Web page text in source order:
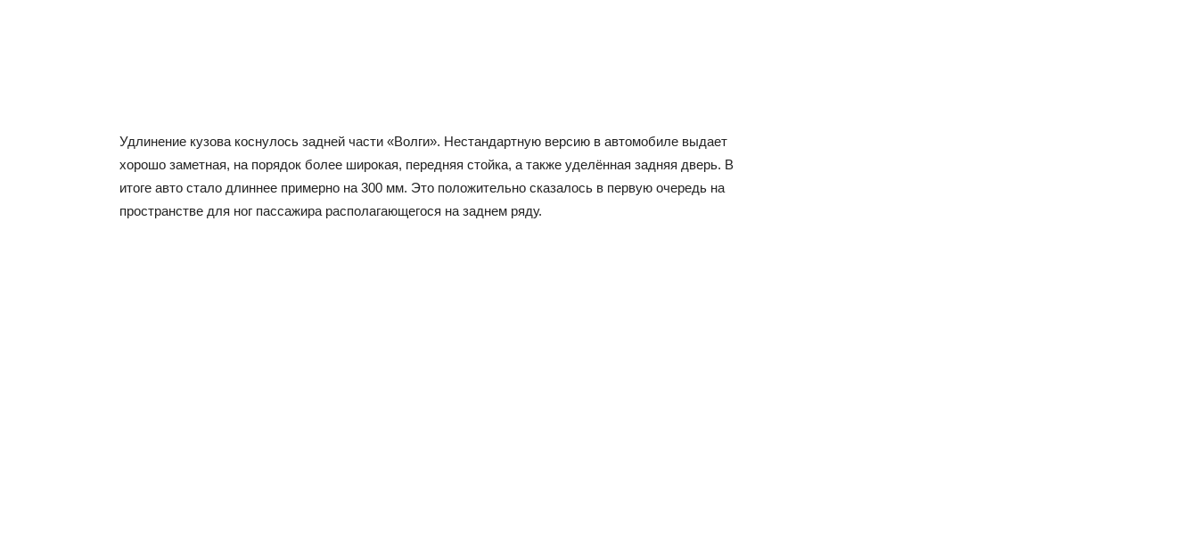
Удлинение кузова коснулось задней части «Волги». Нестандартную версию в автомобиле выдает
хорошо заметная, на порядок более широкая, передняя стойка, а также уделённая задняя дверь. В
итоге авто стало длиннее примерно на 300 мм. Это положительно сказалось в первую очередь на
пространстве для ног пассажира располагающегося на заднем ряду.